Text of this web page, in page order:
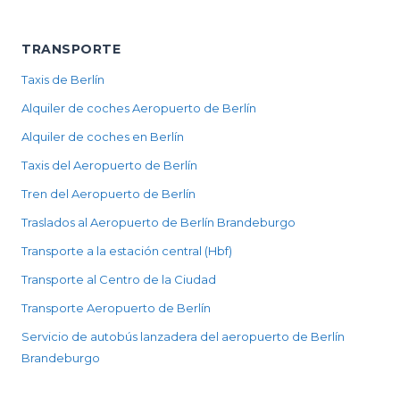
TRANSPORTE
Taxis de Berlín
Alquiler de coches Aeropuerto de Berlín
Alquiler de coches en Berlín
Taxis del Aeropuerto de Berlín
Tren del Aeropuerto de Berlín
Traslados al Aeropuerto de Berlín Brandeburgo
Transporte a la estación central (Hbf)
Transporte al Centro de la Ciudad
Transporte Aeropuerto de Berlín
Servicio de autobús lanzadera del aeropuerto de Berlín
Brandeburgo